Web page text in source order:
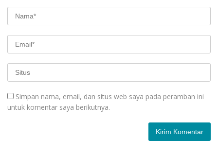
Simpan nama, email, dan situs web saya pada peramban ini
untuk komentar saya berikutnya.